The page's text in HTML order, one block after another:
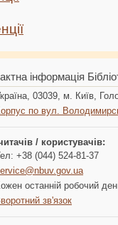
інформація
03039, м. Київ,
по вул.
/ користувачів:
+38 (044) 524-81-37
останній робочий
зв'язок